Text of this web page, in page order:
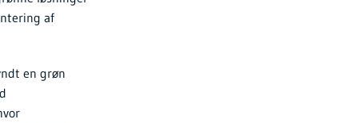
af
en grøn